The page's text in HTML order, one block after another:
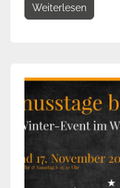
Weiterlesen